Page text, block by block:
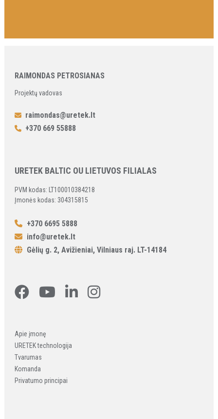
RAIMONDAS PETROSIANAS
Projektų vadovas
raimondas@uretek.lt
+370 669 55888
URETEK BALTIC OU LIETUVOS FILIALAS
PVM kodas: LT100010384218
Įmonės kodas: 304315815
+370 6695 5888
info@uretek.lt
Gėlių g. 2, Avižieniai, Vilniaus raj. LT-14184
Apie įmonę
URETEK technologija
Tvarumas
Komanda
Privatumo principai